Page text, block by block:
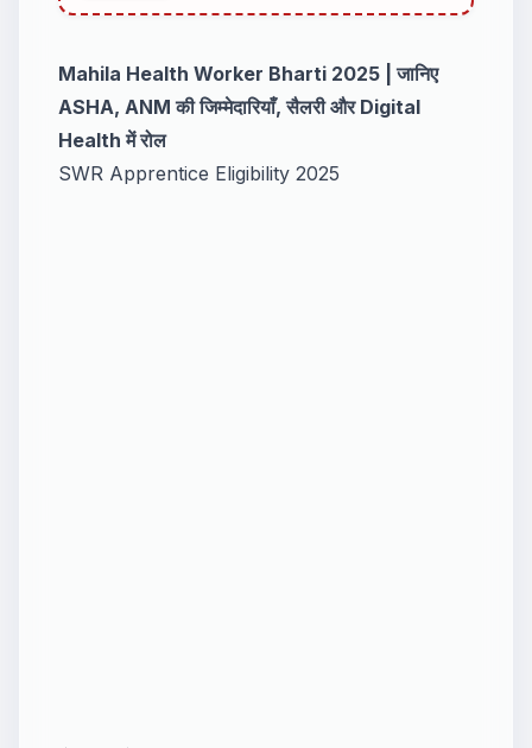
Mahila Health Worker Bharti 2025 | जानिए
ASHA, ANM की जिम्मेदारियाँ, सैलरी और Digital
Health में रोल
SWR Apprentice Eligibility 2025